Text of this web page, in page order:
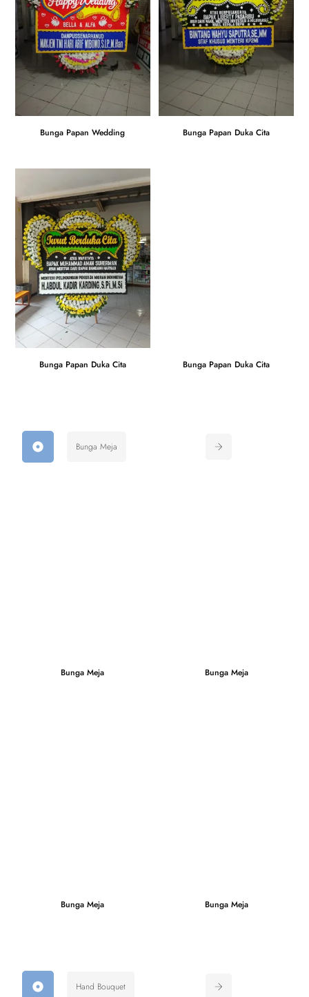
Bunga Papan Wedding Bunga Papan Duka Cita
Bunga Papan Duka Cita Bunga Papan Duka Cita
Bunga Meja
Bunga Meja Bunga Meja
Bunga Meja Bunga Meja
Hand Bouquet